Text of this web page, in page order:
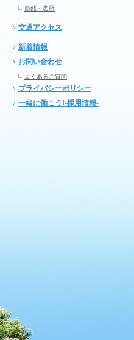
自然・名所
交通アクセス
新着情報
お問い合わせ
よくあるご質問
プライバシーポリシー
一緒に働こう!-採用情報-